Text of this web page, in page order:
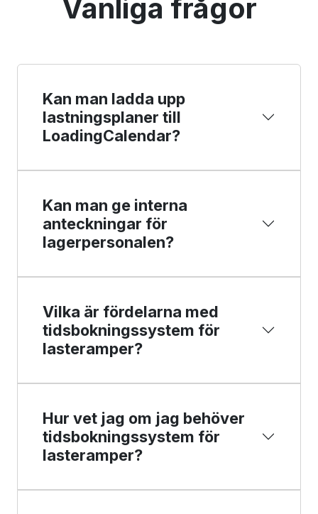
Vanliga frågor
Kan man ladda upp
lastningsplaner till
LoadingCalendar?
Kan man ge interna
anteckningar för
lagerpersonalen?
Vilka är fördelarna med
tidsbokningssystem för
lasteramper?
Hur vet jag om jag behöver
tidsbokningssystem för
lasteramper?